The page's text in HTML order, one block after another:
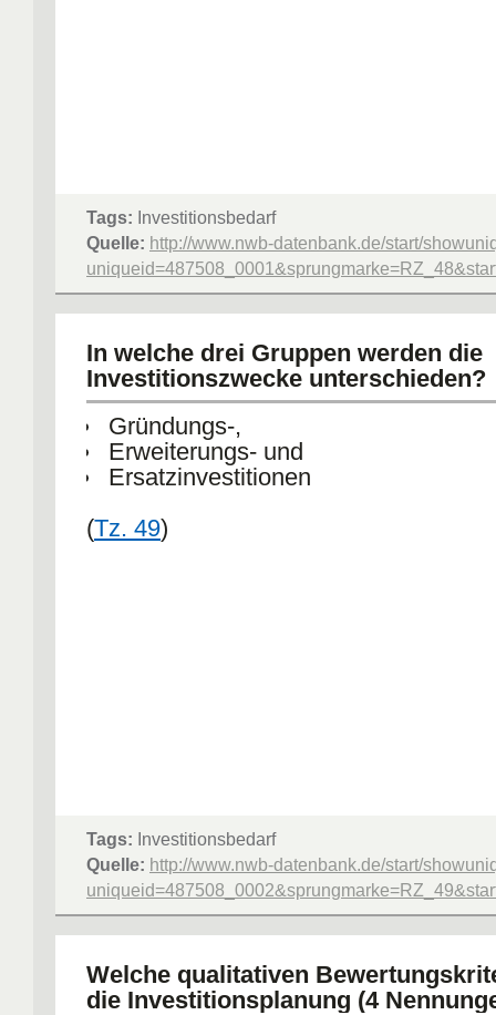
Tags: Investitionsbedarf
Quelle: http://www.nwb-datenbank.de/start/
In welche drei Gruppen werden die
Investitionszwecke unterschieden?
Gründungs-,
Erweiterungs- und
Ersatzinvestitionen
(Tz. 49)
Tags: Investitionsbedarf
Quelle: http://www.nwb-datenbank.de/start/
Welche qualitativen
die Investitionsplanung (4